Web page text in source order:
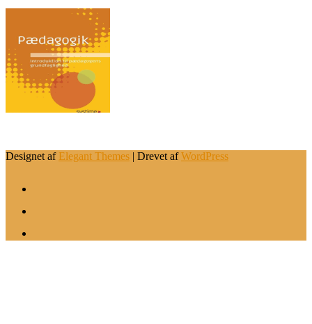
Designet af Elegant Themes | Drevet afWordPress